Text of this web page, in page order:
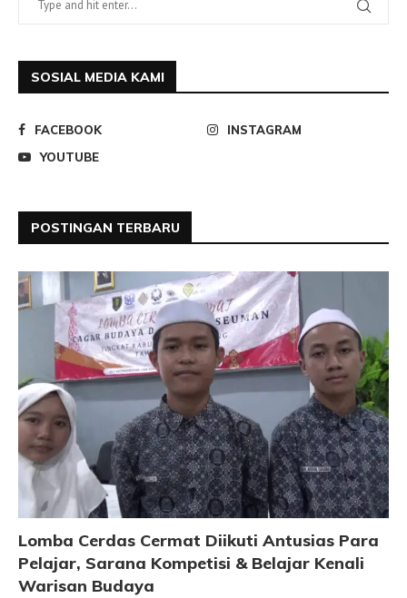
SOSIAL MEDIA KAMI
FACEBOOK
INSTAGRAM
YOUTUBE
POSTINGAN TERBARU
Lomba Cerdas Cermat Diikuti Antusias Para
Pelajar, Sarana Kompetisi & Belajar Kenali
Warisan Budaya